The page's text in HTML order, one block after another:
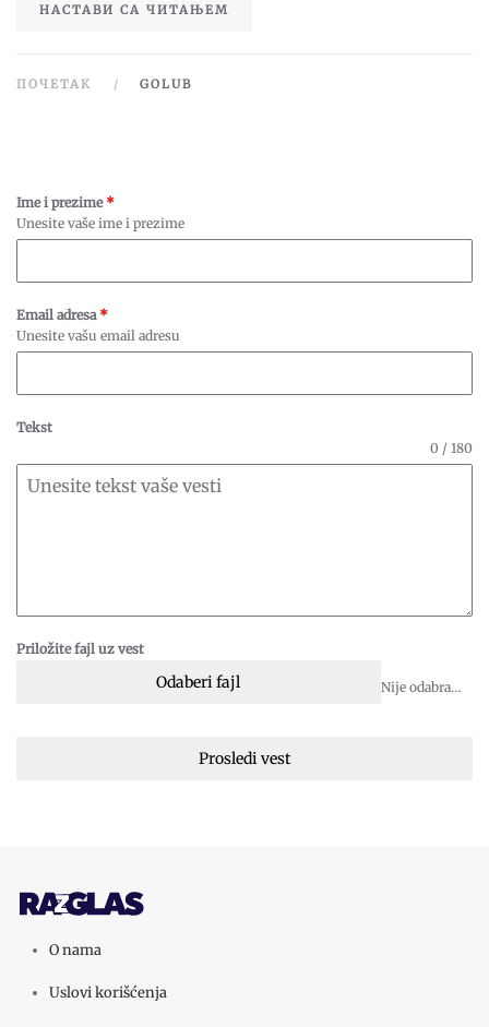
НАСТАВИ СА ЧИТАЊЕМ
ПОЧЕТАК GOLUB
Ime i prezime *
Unesite vaše ime i prezime
Email adresa *
Unesite vašu email adresu
Tekst
0 / 180
Priložite fajl uz vest
Odaberi fajl Nije odabran fajl
Prosledi vest
O nama
Uslovi korišćenja